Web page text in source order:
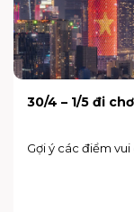
30/4 – 1/5 đi
Gợi ý các điểm